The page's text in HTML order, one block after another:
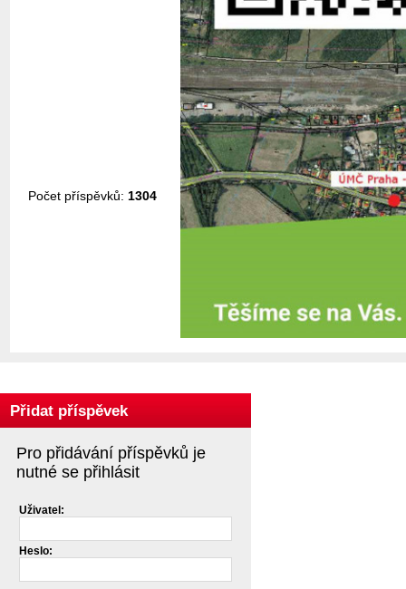
Počet příspěvků: 1304
Přidat příspěvek
Pro přidávání příspěvků je
nutné se přihlásit
Uživatel:
Heslo: